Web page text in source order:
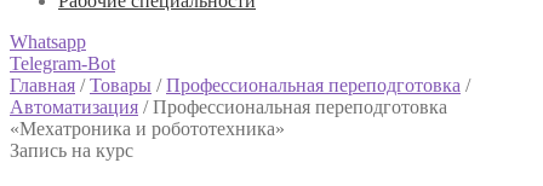
Whatsapp
Telegram-Bot
Главная /Товары /Профессиональная переподготовка /
Автоматизация /Профессиональная переподготовка
«Мехатроника и робототехника»
Запись на курс